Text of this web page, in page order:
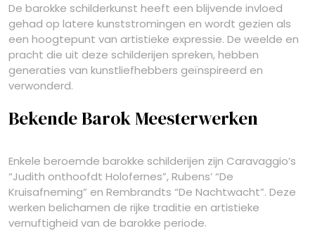
De barokke schilderkunst heeft een blijvende invloed
gehad op latere kunststromingen en wordt gezien als
een hoogtepunt van artistieke expressie. De weelde en
pracht die uit deze schilderijen spreken, hebben
generaties van kunstliefhebbers geïnspireerd en
verwonderd.
Bekende Barok Meesterwerken
Enkele beroemde barokke schilderijen zijn Caravaggio’s
“Judith onthoofdt Holofernes”, Rubens’ “De
Kruisafneming” en Rembrandts “De Nachtwacht”. Deze
werken belichamen de rijke traditie en artistieke
vernuftigheid van de barokke periode.